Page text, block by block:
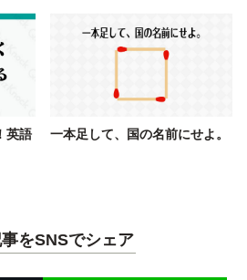
英語
一本足して、国の名前にせよ。
をSNSでシェア